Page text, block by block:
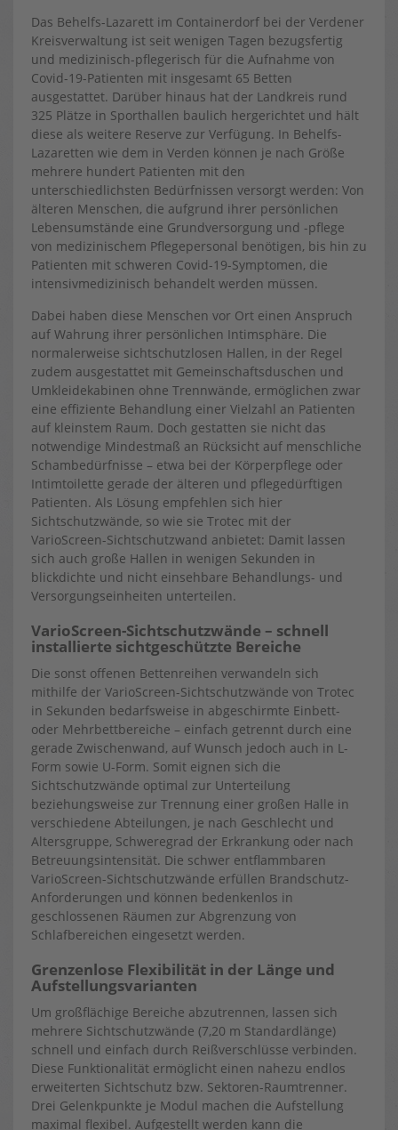
Das Behelfs-Lazarett im Containerdorf bei der Verdener
Kreisverwaltung ist seit wenigen Tagen bezugsfertig
und medizinisch-pflegerisch für die Aufnahme von
Covid-19-Patienten mit insgesamt 65 Betten
ausgestattet. Darüber hinaus hat der Landkreis rund
325 Plätze in Sporthallen baulich hergerichtet und hält
diese als weitere Reserve zur Verfügung. In Behelfs-
Lazaretten wie dem in Verden können je nach Größe
mehrere hundert Patienten mit den
unterschiedlichsten Bedürfnissen versorgt werden: Von
älteren Menschen, die aufgrund ihrer persönlichen
Lebensumstände eine Grundversorgung und -pflege
von medizinischem Pflegepersonal benötigen, bis hin zu
Patienten mit schweren Covid-19-Symptomen, die
intensivmedizinisch behandelt werden müssen.
Dabei haben diese Menschen vor Ort einen Anspruch
auf Wahrung ihrer persönlichen Intimsphäre. Die
normalerweise sichtschutzlosen Hallen, in der Regel
zudem ausgestattet mit Gemeinschaftsduschen und
Umkleidekabinen ohne Trennwände, ermöglichen zwar
eine effiziente Behandlung einer Vielzahl an Patienten
auf kleinstem Raum. Doch gestatten sie nicht das
notwendige Mindestmaß an Rücksicht auf menschliche
Schambedürfnisse – etwa bei der Körperpflege oder
Intimtoilette gerade der älteren und pflegedürftigen
Patienten. Als Lösung empfehlen sich hier
Sichtschutzwände, so wie sie Trotec mit der
VarioScreen-Sichtschutzwand anbietet: Damit lassen
sich auch große Hallen in wenigen Sekunden in
blickdichte und nicht einsehbare Behandlungs- und
Versorgungseinheiten unterteilen.
VarioScreen-Sichtschutzwände – schnell
installierte sichtgeschützte Bereiche
Die sonst offenen Bettenreihen verwandeln sich
mithilfe der VarioScreen-Sichtschutzwände von Trotec
in Sekunden bedarfsweise in abgeschirmte Einbett-
oder Mehrbettbereiche – einfach getrennt durch eine
gerade Zwischenwand, auf Wunsch jedoch auch in L-
Form sowie U-Form. Somit eignen sich die
Sichtschutzwände optimal zur Unterteilung
beziehungsweise zur Trennung einer großen Halle in
verschiedene Abteilungen, je nach Geschlecht und
Altersgruppe, Schweregrad der Erkrankung oder nach
Betreuungsintensität. Die schwer entflammbaren
VarioScreen-Sichtschutzwände erfüllen Brandschutz-
Anforderungen und können bedenkenlos in
geschlossenen Räumen zur Abgrenzung von
Schlafbereichen eingesetzt werden.
Grenzenlose Flexibilität in der Länge und
Aufstellungsvarianten
Um großflächige Bereiche abzutrennen, lassen sich
mehrere Sichtschutzwände (7,20 m Standardlänge)
schnell und einfach durch Reißverschlüsse verbinden.
Diese Funktionalität ermöglicht einen nahezu endlos
erweiterten Sichtschutz bzw. Sektoren-Raumtrenner.
Drei Gelenkpunkte je Modul machen die Aufstellung
maximal flexibel. Aufgestellt werden kann die